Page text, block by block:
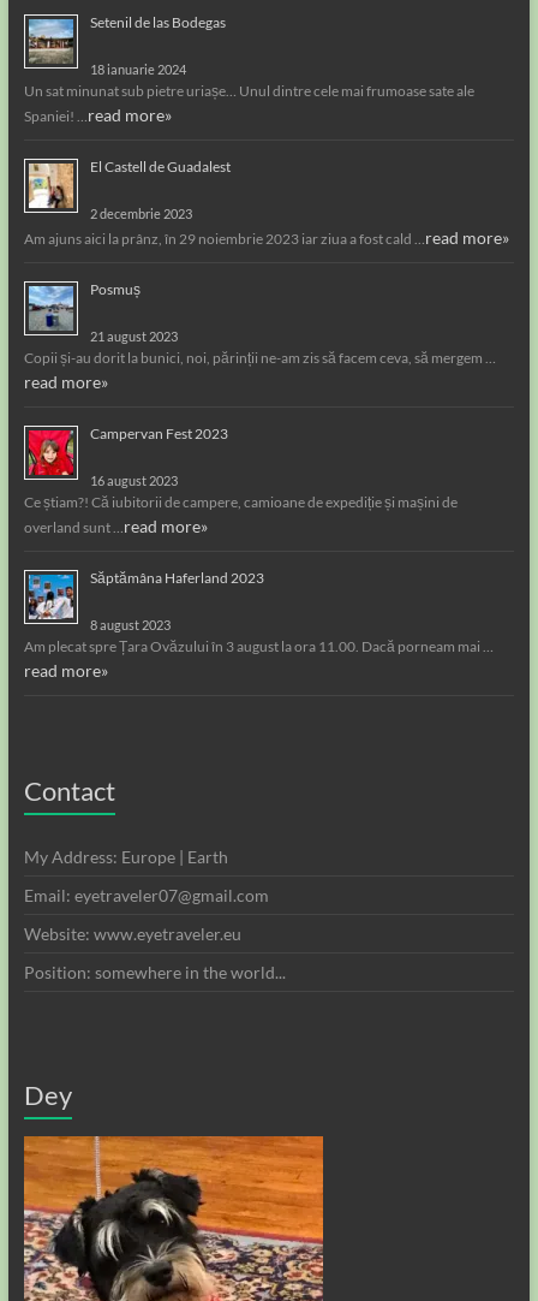
Setenil de las Bodegas
18 ianuarie 2024
Un sat minunat sub pietre uriașe… Unul dintre cele mai frumoase sate ale
Spaniei! …read more»
El Castell de Guadalest
2 decembrie 2023
Am ajuns aici la prânz, în 29 noiembrie 2023 iar ziua a fost cald …read more»
Posmuș
21 august 2023
Copii și-au dorit la bunici, noi, părinții ne-am zis să facem ceva, să mergem …
read more»
Campervan Fest 2023
16 august 2023
Ce știam?! Că iubitorii de campere, camioane de expediție și mașini de
overland sunt …read more»
Săptămâna Haferland 2023
8 august 2023
Am plecat spre Țara Ovăzului în 3 august la ora 11.00. Dacă porneam mai …
read more»
Contact
My Address: Europe | Earth
Email: eyetraveler07@gmail.com
Website: www.eyetraveler.eu
Position: somewhere in the world...
Dey